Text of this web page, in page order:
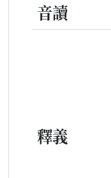
音讀
釋義